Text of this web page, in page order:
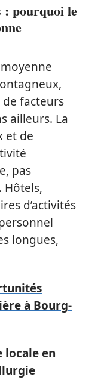
: pourquoi le
de facteurs
ailleurs. La
et de
pas
Hôtels,
d’activités
longues,
à Bourg-
locale en